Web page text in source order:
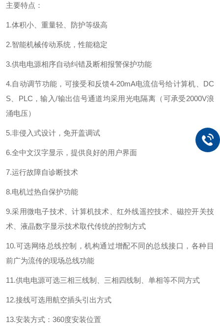
主要特点：
1.体积小、重量轻、防护等级高
2.智能机械传动系统，性能稳定
3.供电电源相序自动纠错及断相报警保护功能
4.自动调节功能，可接受和反馈4-20mA电流信号给计算机、DC
S、PLC，输入/输出信号通道均采用光电隔离（可承受2000V浪
涌电压）
5.非侵入式设计，免开盖调试
6.全中文汉字显示，提供良好的用户界面
7.运行故障自诊断技术
8.电机过热自保护功能
9.采用微电子技术、计算机技术、红外线遥控技术、磁控开关技
术、液晶数字显示技术取代传统的控制方式
10.可选网络总线控制，机构通过增配不同的总线接口，各种目
前广为流传的现场总线功能
11.供电电源可选三相三线制、三相四线制、单相等不同方式
12.接线可选用航空插头引出方式
13.安装方式：360度安装位置